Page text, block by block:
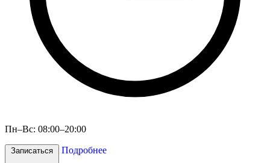
Пн–Вс: 08:00–20:00
Записаться Подробнее